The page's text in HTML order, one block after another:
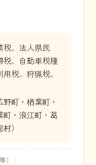
税、法人県民
税、自動車税種
税、狩猟税、
町・楢葉町・
町・浪江町・葛
）
）：